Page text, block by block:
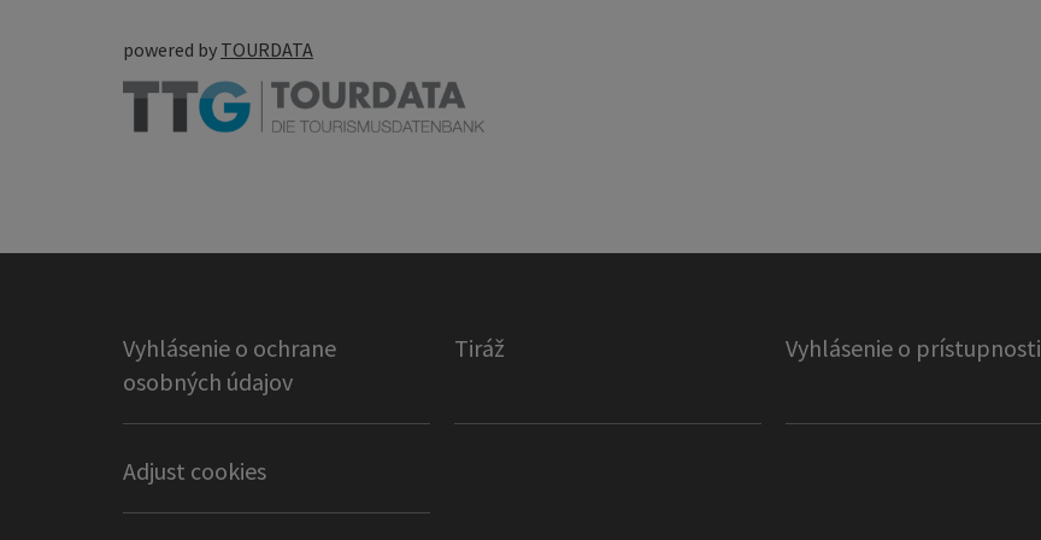
powered by TOURDATA
Vyhlásenie o ochrane
osobných údajov
Tiráž Vyhlásenie o prístupnosti
Adjust cookies